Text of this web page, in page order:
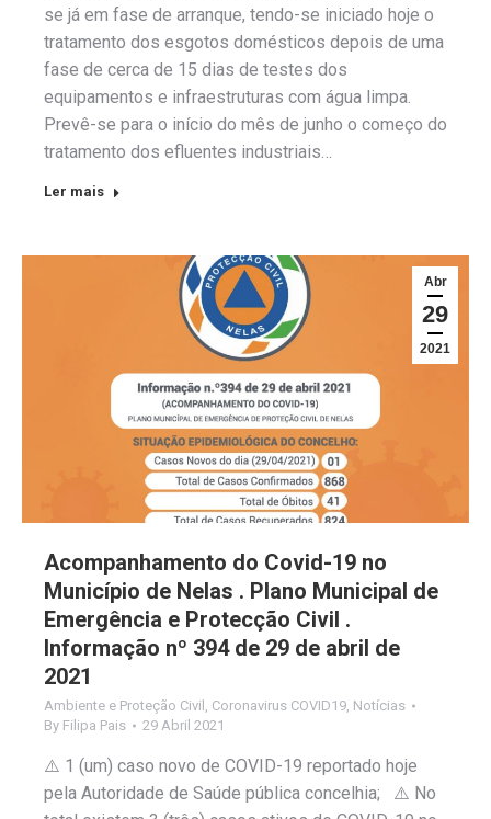
se já em fase de arranque, tendo-se iniciado hoje o
tratamento dos esgotos domésticos depois de uma
fase de cerca de 15 dias de testes dos
equipamentos e infraestruturas com água limpa.
Prevê-se para o início do mês de junho o começo do
tratamento dos efluentes industriais…
Ler mais
Abr
29
2021
Acompanhamento do Covid-19 no
Município de Nelas . Plano Municipal de
Emergência e Protecção Civil .
Informação nº 394 de 29 de abril de
2021
Ambiente e Proteção Civil , Coronavirus COVID19, Notícias
By Filipa Pais 29 Abril 2021
⚠️ 1 (um) caso novo de COVID-19 reportado hoje
pela Autoridade de Saúde pública concelhia; ⚠️ No